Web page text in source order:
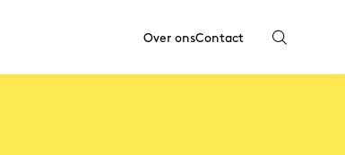
Over onsContact